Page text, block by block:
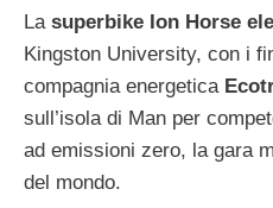
La superbike Ion Horse
Kingston University, con i
compagnia energetica
sull’isola di Man per
ad emissioni zero, la gara
del mondo.